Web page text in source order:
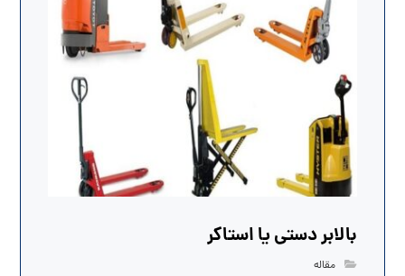
بالابر دستی یا استاکر
مقاله